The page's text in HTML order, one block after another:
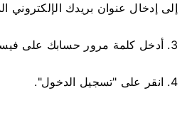
إلى إدخال عنوان بريدك الإلكتروني
3. أدخل كلمة مرور حسابك على فيسبوك.
4. انقر على "تسجيل الدخول".